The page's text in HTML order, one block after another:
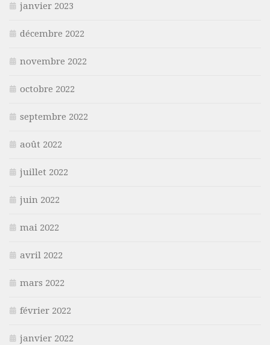
janvier 2023
décembre 2022
novembre 2022
octobre 2022
septembre 2022
août 2022
juillet 2022
juin 2022
mai 2022
avril 2022
mars 2022
février 2022
janvier 2022